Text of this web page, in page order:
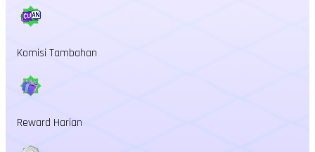
Komisi Tambahan
Reward Harian